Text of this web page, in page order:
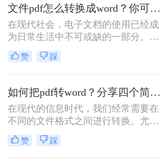
么电脑上PDF怎么转换成Word呢？以
下是在电脑上将PDF转换为Word的三
种方法。
文件pdf怎么转换成word？你可以学习下这三种方法！
在现代社会，电子文档的使用已经成
为日常生活中不可或缺的一部分。
PDF格式广泛应用于文件的传输和共
享，而Word格式则被广泛用于编辑和
需要将PDF文件转换成Word文件的情
况。那么文件pdf怎么转换成word呢？
本文将介绍几种常见的方法，帮助您
轻松实现文件格式的转换。
赞 踩
如何把pdf转word？分享四个简单的方法!
在现代的信息时代，我们经常需要在
不同的文件格式之间进行转换。尤其
是在办公场所，我们常常碰到将PDF
文件转换为Word格式的需求。这可能
赞 踩